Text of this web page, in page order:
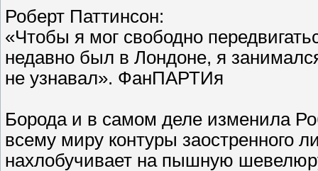
Роберт Паттинсон:
«Чтобы я мог свободно
недавно был в Лондоне, я
не узнавал». ФанПАРТИя
Борода и в самом деле изменила
всему миру контуры заостренного
нахлобучивает на пышную